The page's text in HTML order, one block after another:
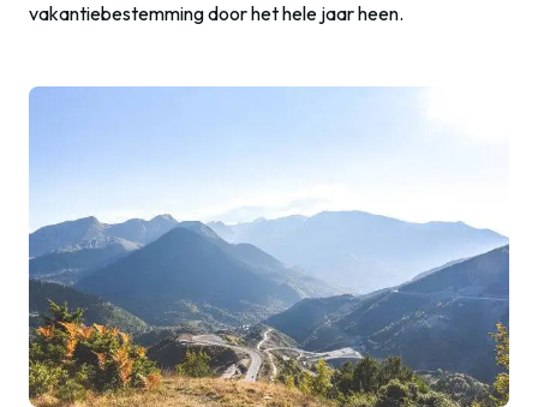
vakantiebestemming door het hele jaar heen.